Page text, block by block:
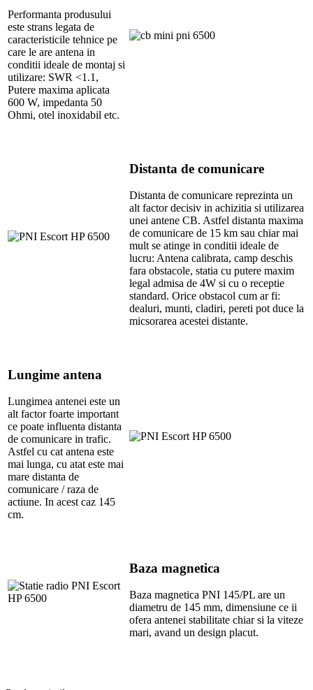
Performanta produsului
este strans legata de
caracteristicile tehnice pe
care le are antena in
conditii ideale de montaj si
utilizare: SWR <1.1,
Putere maxima aplicata
600 W, impedanta 50
Ohmi, otel inoxidabil etc.
Distanta de comunicare
Distanta de comunicare reprezinta un
alt factor decisiv in achizitia si utilizarea
unei antene CB. Astfel distanta maxima
de comunicare de 15 km sau chiar mai
mult se atinge in conditii ideale de
lucru: Antena calibrata, camp deschis
fara obstacole, statia cu putere maxim
legal admisa de 4W si cu o receptie
standard. Orice obstacol cum ar fi:
dealuri, munti, cladiri, pereti pot duce la
micsorarea acestei distante.
Lungime antena
Lungimea antenei este un
alt factor foarte important
ce poate influenta distanta
de comunicare in trafic.
Astfel cu cat antena este
mai lunga, cu atat este mai
mare distanta de
comunicare / raza de
actiune. In acest caz 145
cm.
Baza magnetica
Baza magnetica PNI 145/PL are un
diametru de 145 mm, dimensiune ce ii
ofera antenei stabilitate chiar si la viteze
mari, avand un design placut.